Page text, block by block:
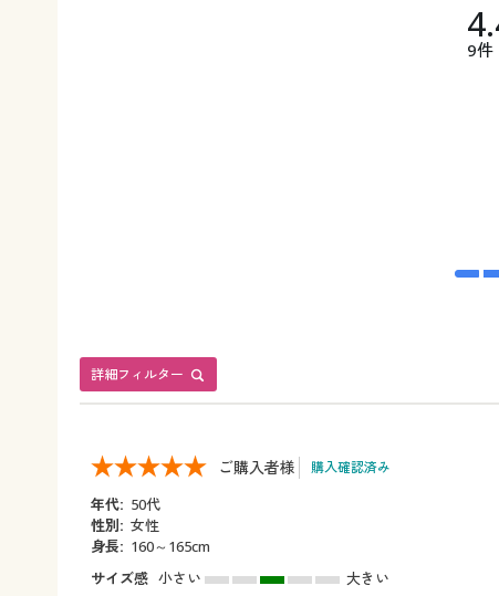
9件
詳細フィルター
ご購入者様 購入確認済み
年代: 50代
性別: 女性
身長: 160～165cm
サイズ感 小さい
大きい